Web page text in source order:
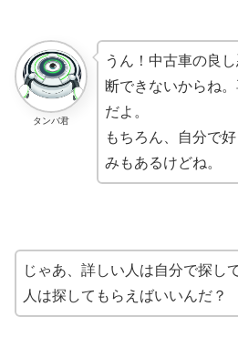
タンバ君
うん！中古車の良
断できないからね
だよ。
もちろん、自分で
みもあるけどね。
じゃあ、詳しい人は自分で探し
人は探してもらえばいいんだ？